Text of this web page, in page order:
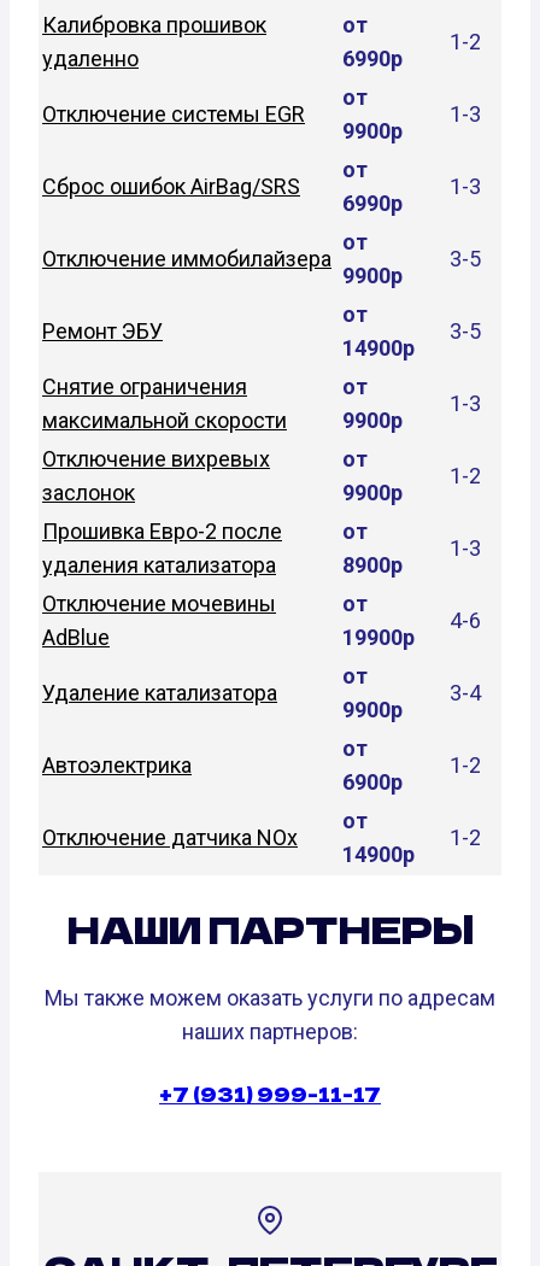
Калибровка прошивок
удаленно
от
6990р
1-2
Отключение системы EGR
от
9900р
1-3
Сброс ошибок AirBag/SRS
от
6990р
1-3
Отключение иммобилайзера
от
9900р
3-5
Ремонт ЭБУ
от
14900р
3-5
Снятие ограничения
максимальной скорости
от
9900р
1-3
Отключение вихревых
заслонок
от
9900р
1-2
Прошивка Евро-2 после
удаления катализатора
от
8900р
1-3
Отключение мочевины
AdBlue
от
19900р
4-6
Удаление катализатора
от
9900р
3-4
Автоэлектрика
от
6900р
1-2
Отключение датчика NOx
от
14900р
1-2
НАШИ ПАРТНЕРЫ
Мы также можем оказать услуги по адресам
наших партнеров:
+7 (931) 999-11-17